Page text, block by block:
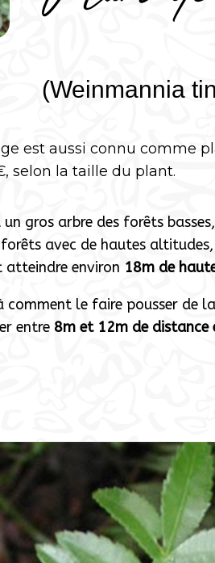
(Weinmannia
est aussi connu comme
selon la taille du plant.
un gros arbre des forêts
forêts avec de hautes
atteindre environ 18m de
comment le faire pousser de
entre 8m et 12m de distance